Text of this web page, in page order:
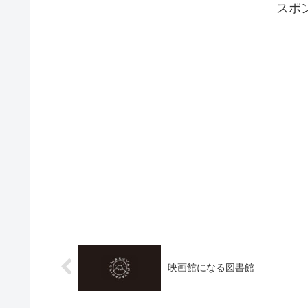
ベントツーリ...
スポ
映画館になる図書館